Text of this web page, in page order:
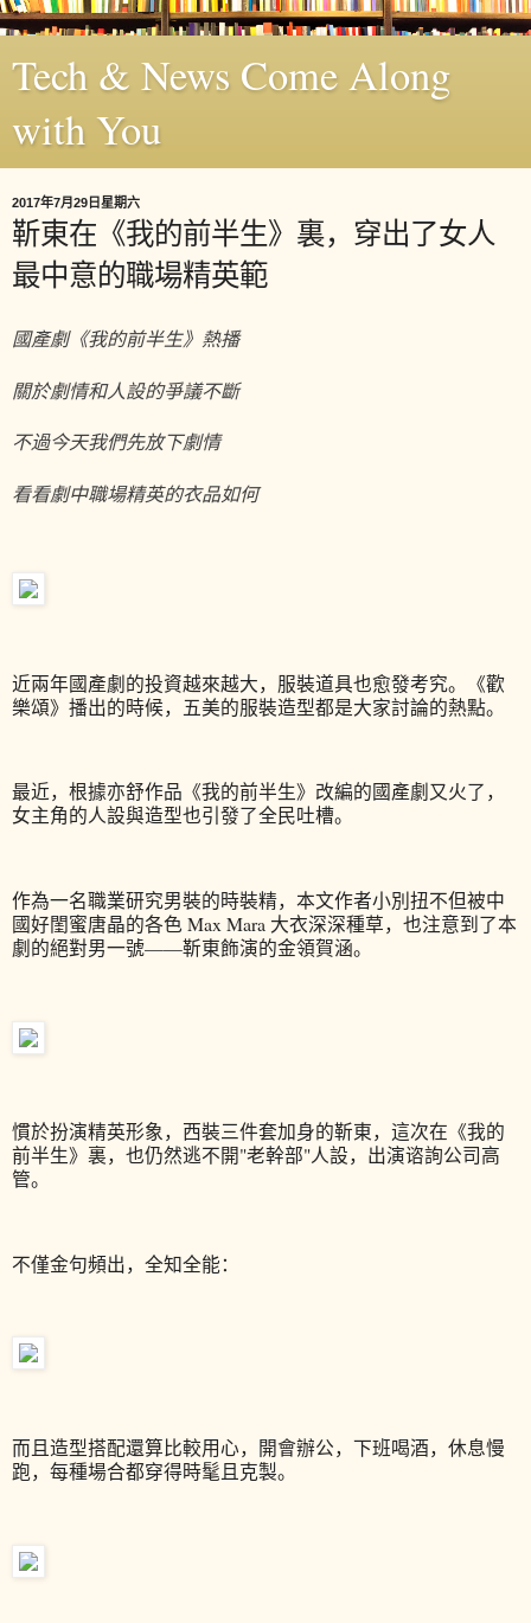
Tech & News Come Along
with You
2017年7月29日星期六
靳東在《我的前半生》裏，穿出了女人
最中意的職場精英範
國產劇《我的前半生》熱播
關於劇情和人設的爭議不斷
不過今天我們先放下劇情
看看劇中職場精英的衣品如何
近兩年國產劇的投資越來越大，服裝道具也愈發考究。《歡
樂頌》播出的時候，五美的服裝造型都是大家討論的熱點。
最近，根據亦舒作品《我的前半生》改編的國產劇又火了，
女主角的人設與造型也引發了全民吐槽。
作為一名職業研究男裝的時裝精，本文作者小別扭不但被中
國好閨蜜唐晶的各色 Max Mara 大衣深深種草， 也注意到了本
劇的絕對男一號——靳東飾演的金領賀涵。
慣於扮演精英形象，西裝三件套加身的靳東，這次在《我的
前半生》裏，也仍然逃不開"老幹部"人設，出演谘詢公司高
管。
不僅金句頻出，全知全能：
而且造型搭配還算比較用心，開會辦公，下班喝酒，休息慢
跑，每種場合都穿得時髦且克製。